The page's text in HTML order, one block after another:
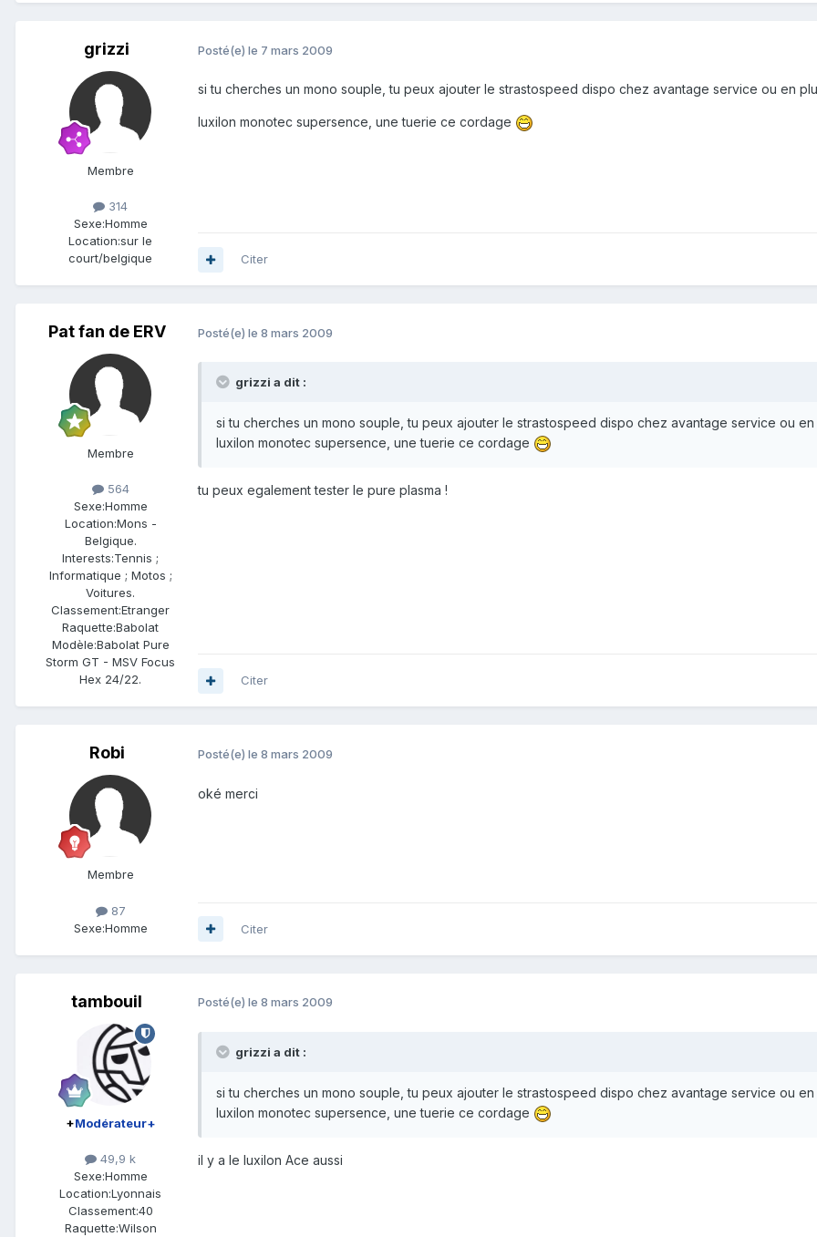
grizzi
Membre
314
Sexe:Homme
Location:sur le
court/belgique
Posté(e) le 7 mars 2009
si tu cherches un mono souple, tu peux ajouter le strastospeed dispo chez avantage service ou en
luxilon monotec supersence, une tuerie ce cordage
Citer
Pat fan de ERV
Membre
564
Sexe:Homme
Location:Mons -
Belgique.
Interests:Tennis ;
Informatique ; Motos ;
Voitures.
Classement:Etranger
Raquette:Babolat
Modèle:Babolat Pure
Storm GT - MSV Focus
Hex 24/22.
Posté(e) le 8 mars 2009
grizzi a dit :
si tu cherches un mono souple, tu peux ajouter le strastospeed dispo chez avantage service ou
luxilon monotec supersence, une tuerie ce cordage
tu peux egalement tester le pure plasma !
Citer
Robi
Membre
87
Sexe:Homme
Posté(e) le 8 mars 2009
oké merci
Citer
tambouil
+Modérateur+
49,9 k
Sexe:Homme
Location:Lyonnais
Classement:40
Raquette:Wilson
Posté(e) le 8 mars 2009
grizzi a dit :
si tu cherches un mono souple, tu peux ajouter le strastospeed dispo chez avantage service ou
luxilon monotec supersence, une tuerie ce cordage
il y a le luxilon Ace aussi